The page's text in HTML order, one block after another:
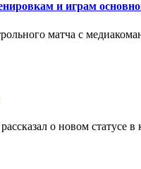
и играм
матча с
о новом